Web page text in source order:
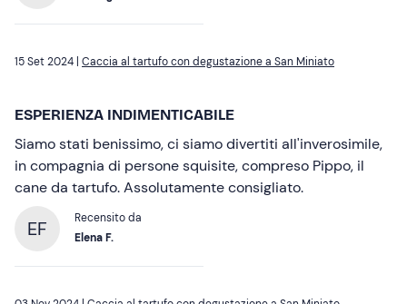
15 Set 2024 | Caccia al tartufo con degustazione a San Miniato
ESPERIENZA INDIMENTICABILE
Siamo stati benissimo, ci siamo divertiti all'inverosimile,
in compagnia di persone squisite, compreso Pippo, il
cane da tartufo. Assolutamente consigliato.
EF
Recensito da
Elena F.